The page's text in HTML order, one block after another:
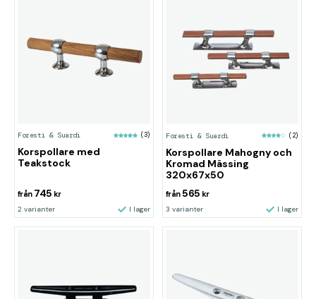
Foresti & Suardi (3)
Korspollare med
Teakstock
från 745 kr
2 varianter I lager
Foresti & Suardi (2)
Korspollare Mahogny och
Kromad Mässing
320x67x50
från565 kr
3 varianter I lager